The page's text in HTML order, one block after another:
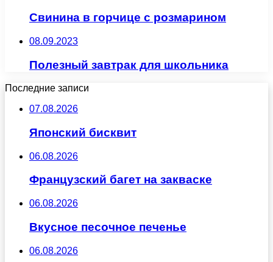
Свинина в горчице с розмарином
08.09.2023
Полезный завтрак для школьника
Последние записи
07.08.2026
Японский бисквит
06.08.2026
Французский багет на закваске
06.08.2026
Вкусное песочное печенье
06.08.2026